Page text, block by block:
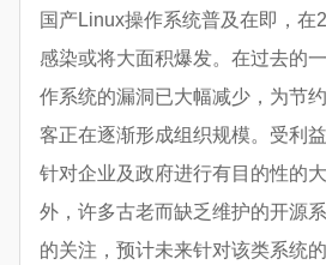
国产Linux操作系统普及在即，在
感染或将大面积爆发。在过去的
作系统的漏洞已大幅减少，为节
客正在逐渐形成组织规模。受利
针对企业及政府进行有目的性的
外，许多古老而缺乏维护的开源
的关注，预计未来针对该类系统